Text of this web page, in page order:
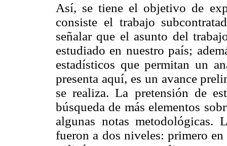
Así, se tiene el objetivo de
consiste el trabajo
señalar que el asunto del
estudiado en nuestro país;
estadísticos que permitan un
presenta aquí, es un avance
se realiza. La pretensión de
búsqueda de más elementos
algunas notas
fueron a dos niveles: primero